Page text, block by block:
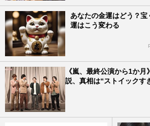
あなたの金運はどう？
運はこう変わる
《嵐、最終公演から1か
説、真相は“ストイックす